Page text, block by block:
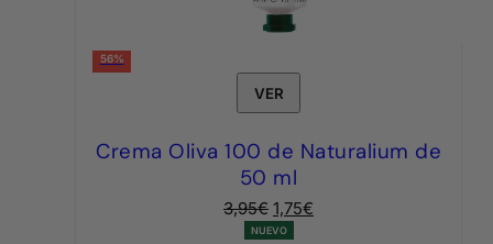
56%
VER
Crema Oliva 100 de Naturalium de
50 ml
3,95€ El
precio
1,75€
NUEVO